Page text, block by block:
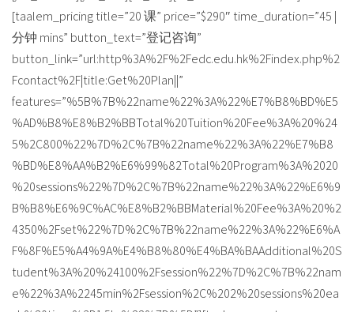
[taalem_pricing title=”20 课” price=”$290″ time_duration=”45 |
分钟 mins” button_text=”登记咨询”
button_link=”url:http%3A%2F%2Fedc.edu.hk%2Findex.php%2
Fcontact%2F|title:Get%20Plan||”
features=”%5B%7B%22name%22%3A%22%E7%B8%BD%E5
%AD%B8%E8%B2%BBTotal%20Tuition%20Fee%3A%20%24
5%2C800%22%7D%2C%7B%22name%22%3A%22%E7%B8
%BD%E8%AA%B2%E6%99%82Total%20Program%3A%2020
%20sessions%22%7D%2C%7B%22name%22%3A%22%E6%9
B%B8%E6%9C%AC%E8%B2%BBMaterial%20Fee%3A%20%2
4350%2Fset%22%7D%2C%7B%22name%22%3A%22%E6%A
F%8F%E5%A4%9A%E4%B8%80%E4%BA%BAAdditional%20S
tudent%3A%20%24100%2Fsession%22%7D%2C%7B%22nam
e%22%3A%2245min%2Fsession%2C%202%20sessions%20ea